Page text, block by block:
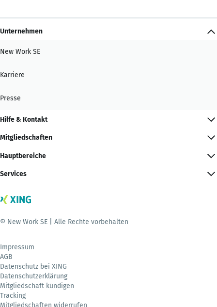
Unternehmen
New Work SE
Karriere
Presse
Hilfe & Kontakt
Mitgliedschaften
Hauptbereiche
Services
© New Work SE | Alle Rechte vorbehalten
Impressum
AGB
Datenschutz bei XING
Datenschutzerklärung
Mitgliedschaft kündigen
Tracking
Mitgliedschaften widerrufen